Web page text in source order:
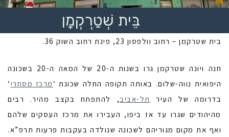
בֵּית שְׁטַרְקְמָן
בית שטרקמן – רחוב וולפסון 23, פינת רחוב השוק 36.
חנה ויונה שטרקמן גרו בשנות ה-20 של המאה ה-20 בשכונה
היפואית נווה-שלום. באותה תקופה החלה שכונת ‘מרכז מסחרי‘
בדרומה של העיר
תל-אביב, להתפתח בקצב מהיר. רבים
מהיהודים שגרו עד אז ביפו, העבירו את מרכז העסקים שלהם
ואף את מקום מגוריהם לשכונה שנולדה בעקבות פרעות תרפ”א.